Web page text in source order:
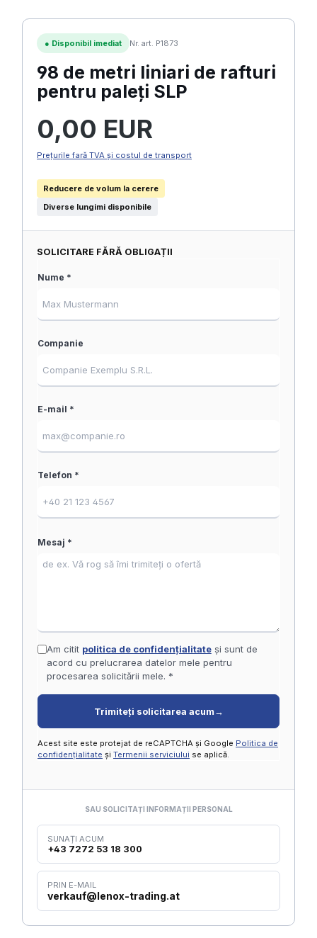
● Disponibil imediat Nr. art. P1873
98 de metri liniari de rafturi
pentru paleți SLP
0,00 EUR
Prețurile fară TVA și costul de transport
Reducere de volum la cerere
Diverse lungimi disponibile
SOLICITARE FĂRĂ OBLIGAȚII
Nume *
Companie
E-mail *
Telefon *
Mesaj *
Am citit politica de confidențialitateși sunt de
acord cu prelucrarea datelor mele pentru
procesarea solicitării mele. *
Trimiteți solicitarea acum →
Acest site este protejat de reCAPTCHA și Google Politica de
confidențialitate și Termenii serviciului se aplică.
SAU SOLICITAȚI INFORMAȚII PERSONAL
SUNAȚI ACUM
+43 7272 53 18 300
PRIN E-MAIL
verkauf@lenox-trading.at